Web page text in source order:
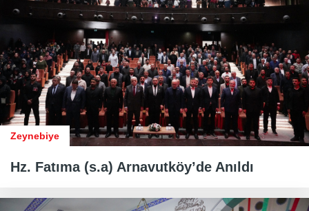
Zeynebiye
Hz. Fatıma (s.a) Arnavutköy’de Anıldı